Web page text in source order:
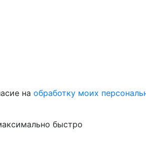
на обработку моих
быстро